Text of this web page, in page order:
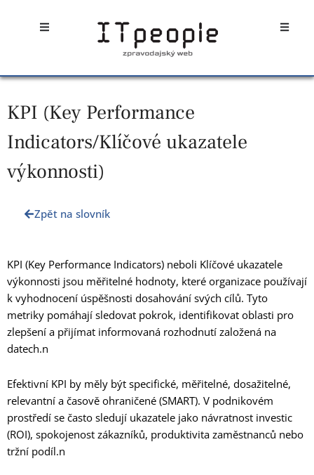
Open Open
KPI (Key Performance
Indicators/Klíčové ukazatele
výkonnosti)
Zpět na slovník
KPI (Key Performance Indicators) neboli Klíčové ukazatele
výkonnosti jsou měřitelné hodnoty, které organizace používají
k vyhodnocení úspěšnosti dosahování svých cílů. Tyto
metriky pomáhají sledovat pokrok, identifikovat oblasti pro
zlepšení a přijímat informovaná rozhodnutí založená na
datech.n
Efektivní KPI by měly být specifické, měřitelné, dosažitelné,
relevantní a časově ohraničené (SMART). V podnikovém
prostředí se často sledují ukazatele jako návratnost investic
(ROI), spokojenost zákazníků, produktivita zaměstnanců nebo
tržní podíl.n